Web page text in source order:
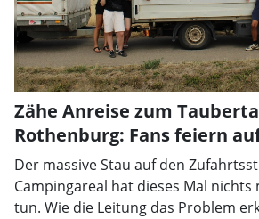
Zähe Anreise zum
Rothenburg: Fans feiern
Der massive Stau auf den
Campingareal hat dieses Mal
tun. Wie die Leitung das Problem